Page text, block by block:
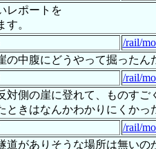
レポートを
。
/rail/
の中腹にどうやって掘ったん
/rail/
対側の崖に登れて、ものすご
ときはなんかわかりにくか
/rail/
道がありそうな場所は無い